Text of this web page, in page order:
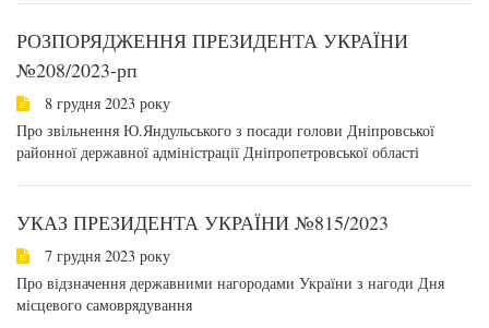
РОЗПОРЯДЖЕННЯ ПРЕЗИДЕНТА УКРАЇНИ
№208/2023-рп
8 грудня 2023 року
Про звільнення Ю.Яндульського з посади голови Дніпровської
районної державної адміністрації Дніпропетровської області
УКАЗ ПРЕЗИДЕНТА УКРАЇНИ №815/2023
7 грудня 2023 року
Про відзначення державними нагородами України з нагоди Дня
місцевого самоврядування